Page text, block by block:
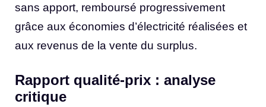
sans apport, remboursé progressivement
grâce aux économies d’électricité réalisées et
aux revenus de la vente du surplus.
Rapport qualité-prix : analyse
critique